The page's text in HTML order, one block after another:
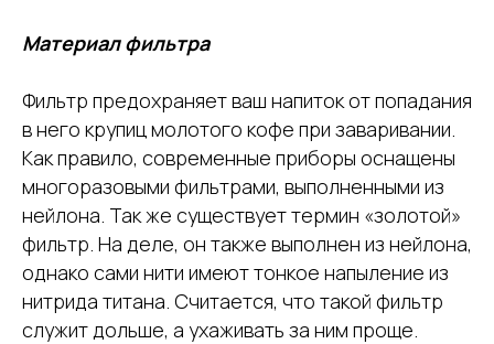
Материал фильтра
Фильтр предохраняет ваш напиток от попадания
в него крупиц молотого кофе при заваривании.
Как правило, современные приборы оснащены
многоразовыми фильтрами, выполненными из
нейлона. Так же существует термин «золотой»
фильтр. На деле, он также выполнен из нейлона,
однако сами нити имеют тонкое напыление из
нитрида титана. Считается, что такой фильтр
служит дольше, а ухаживать за ним проще.